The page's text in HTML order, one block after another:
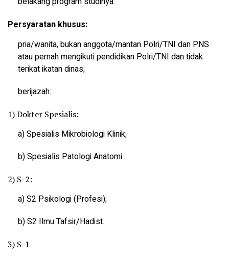
Persyaratan khusus:
pria/wanita, bukan anggota/mantan Polri/TNI dan PNS
atau pernah mengikuti pendidikan Polri/TNI dan tidak
terikat ikatan dinas;
berijazah:
1) Dokter Spesialis:
a) Spesialis Mikrobiologi Klinik;
b) Spesialis Patologi Anatomi.
2) S-2:
a) S2 Psikologi (Profesi);
b) S2 Ilmu Tafsir/Hadist.
3) S-1